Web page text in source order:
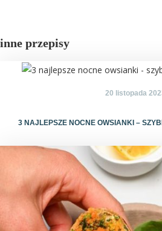
inne przepisy
20 listopada
3 NAJLEPSZE NOCNE OWSIANKI –